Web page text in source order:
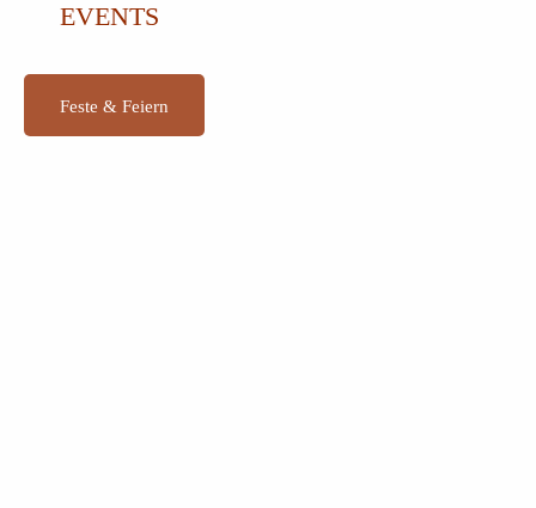
EVENTS
Feste & Feiern